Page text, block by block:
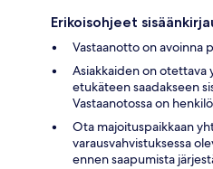
Erikoisohjeet
Vastaanotto on avoinna
Asiakkaiden on otettava
etukäteen saadakseen
Vastaanotossa on
Ota majoituspaikkaan
varausvahvistuksessa
ennen saapumista